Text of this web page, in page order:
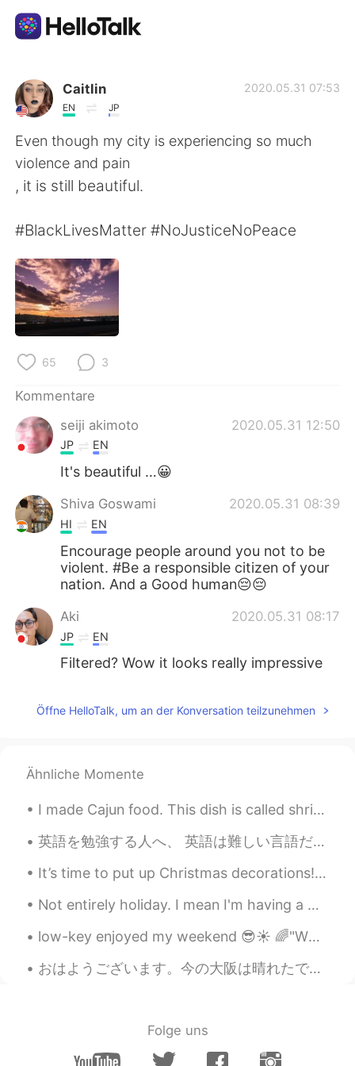
Sprachaustausch-App
AI Grammar Checker
Deutsch
English 简体中文
繁體中文
العربية
日本語
Русский
Indonesia
Türkçe Tiếng Việt
Português
Caitlin
EN JP
2020.05.31 07:53
Even though my city is experiencing so much
violence and pain
, it is still beautiful.
#BlackLivesMatter #NoJusticeNoPeace
65 3
Kommentare
seiji akimoto
2020.05.31 12:50
JP EN
It's beautiful …😀
Shiva Goswami 2020.05.31 08:39
HI EN
Encourage people around you not to be
violent. #Be a responsible citizen of your
nation. And a Good human😔😔
Aki 2020.05.31 08:17
JP EN
Filtered? Wow it looks really impressive
Öffne HelloTalk, um an der Konversation teilzunehmen
Ähnliche Momente
I made Cajun food. This dish is called shrimp etouffee. Cajun food is from Louisiana in America, ...
英語を勉強する人へ、 英語は難しい言語だけど、怖くないでお願いします。練習するのは一番難しい部分だと思いますよ。もし上手になりたかったら毎日練習するほうがいいです。間違えを沢山するでしょう。むし...
It’s time to put up Christmas decorations!🎄❄️ Untangling Christmas lights, then some didn’t lig...
Not entirely holiday. I mean I'm having a working holiday. 🌊🏖️"HOLIDAY IDIOMS"🏖️🌊 ITCHY FEET wh...
low-key enjoyed my weekend 😎☀ 🌈"WEEKEND IDIOMS"🌈 a wet weekend to describe rainy weather on the...
おはようございます。今の大阪は晴れたです☀️天気予報によると、午後から雨が降りそう☔️です。皆さん今日は何をしますか？私は一日日本語を勉強するつもりです。最近全然勉強してないので、反省しています...
Folge uns